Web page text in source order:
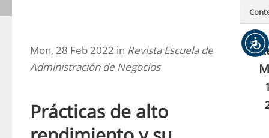
Mon, 28 Feb 2022 in Revista Escuela de
Administración de Negocios
Prácticas de alto